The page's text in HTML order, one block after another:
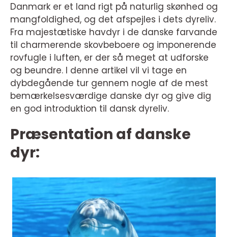
Danmark er et land rigt på naturlig skønhed og
mangfoldighed, og det afspejles i dets dyreliv.
Fra majestætiske havdyr i de danske farvande
til charmerende skovbeboere og imponerende
rovfugle i luften, er der så meget at udforske
og beundre. I denne artikel vil vi tage en
dybdegående tur gennem nogle af de mest
bemærkelsesværdige danske dyr og give dig
en god introduktion til dansk dyreliv.
Præsentation af danske
dyr: